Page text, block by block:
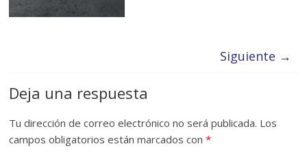
Siguiente →
Deja una respuesta
Tu dirección de correo electrónico no será publicada. Los
campos obligatorios están marcados con*